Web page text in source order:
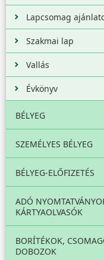
Lapcsomag
Szakmai lap
Vallás
Évkönyv
BÉLYEG
SZEMÉLYES BÉLYEG
BÉLYEG-ELŐFIZETÉS
ADÓ
KÁRTYAOLVASÓK
BORÍTÉKOK,
DOBOZOK